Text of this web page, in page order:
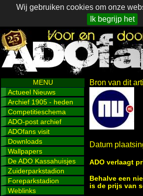
Wij gebruiken cookies om onze
Ik begrijp het
MENU
Actueel Nieuws
Archief 1905 - heden
Competitieschema
ADO-post archief
ADOfans visit
Downloads
Wallpapers
De ADO Kassahuisjes
Zuiderparkstadion
Foreparkstadion
Weblinks
Bron van dit
Datum
ADO verlaagt
Behalve een
is de prijs van